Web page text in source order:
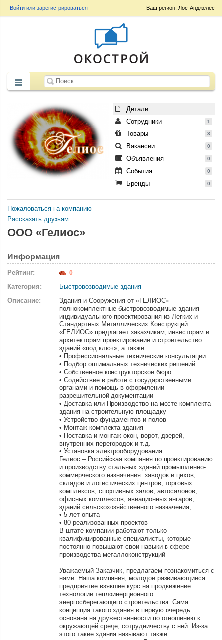
Ваш регион: Лос-Анджелес
Войти или зарегистрироваться
Детали
Сотрудники
1
Товары 3
Вакансии 0
Объявления 0
События 0
Бренды 0
Пожаловаться на компанию
Рассказать друзьям
ООО «Гелиос»
Информация
Рейтинг: 0
Категория:
Быстровозводимые здания
Описание:
Здания и Сооружения от «ГЕЛИОС» –
полнокомплектные быстровозводимые здания
индивидуального проектирования из Легких и
Стандартных Металлических Конструкций.
«ГЕЛИОС» предлагает заказчикам, инвесторам и
архитекторам проектирование и строительство
зданий «под ключ», а также:
• Профессиональные технические консультации
• Подбор оптимальных технических решений
• Собственное конструкторское бюро
• Содействие в работе с государственными
органами и помощь в оформлении
разрешительной документации
• Доставка или Производство на месте комплекта
здания на строительную площадку
• Устройство фундаментов и полов
• Монтаж комплекта здания
• Поставка и монтаж окон, ворот, дверей,
внутренних перегородок и т.д.
• Установка электрооборудования
Гелиос – Российская компания по проектированию
и производству стальных зданий промышленно-
коммерческого назначения: заводов и цехов,
складов и логистических центров, торговых
комплексов, спортивных залов, автосалонов,
офисных комплексов, авиационных ангаров,
зданий сельскохозяйственного назначения,.
• 5 лет опыта
• 80 реализованных проектов
В штате компании работают только
квалифицированные специалисты, которые
постоянно повышают свои навыки в сфере
производства металлоконструкций
Уважаемый Заказчик, предлагаем познакомиться с
нами. Наша компания, молодое развивающиеся
предприятие взявшее курс на продвижение
технологии теплоинерционного
энергосберегающего строительства. Сама
концепция такого здания в первую очередь
основана на дружественности по отношению к
окружающей среде, сотрудничеству с ней. Из-за
этого такие здания называют также